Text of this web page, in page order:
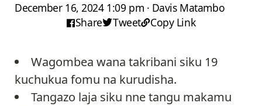
December 16, 2024 1:09 pm · Davis Matambo
Share
Tweet Copy Link
Wagombea wana takribani siku 19
kuchukua fomu na kurudisha.
Tangazo laja siku nne tangu makamu